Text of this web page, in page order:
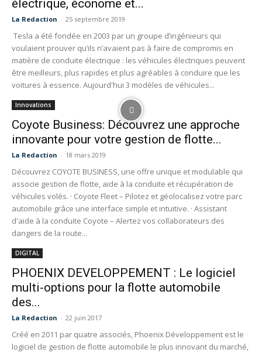
électrique, économe et...
La Redaction - 25 septembre 2019
Tesla a été fondée en 2003 par un groupe d’ingénieurs qui
voulaient prouver qu’ils n’avaient pas à faire de compromis en
matière de conduite électrique : les véhicules électriques peuvent
être meilleurs, plus rapides et plus agréables à conduire que les
voitures à essence. Aujourd'hui 3 modèles de véhicules...
Innovations
Coyote Business: Découvrez une approche
innovante pour votre gestion de flotte...
La Redaction - 18 mars 2019
Découvrez COYOTE BUSINESS, une offre unique et modulable qui
associe gestion de flotte, aide à la conduite et récupération de
véhicules volés. · Coyote Fleet – Pilotez et géolocalisez votre parc
automobile grâce une interface simple et intuitive. · Assistant
d'aide à la conduite Coyote – Alertez vos collaborateurs des
dangers de la route...
DIGITAL
PHOENIX DEVELOPPEMENT : Le logiciel
multi-options pour la flotte automobile
des...
La Redaction - 22 juin 2017
Créé en 2011 par quatre associés, Phoenix Développement est le
logiciel de gestion de flotte automobile le plus innovant du marché,